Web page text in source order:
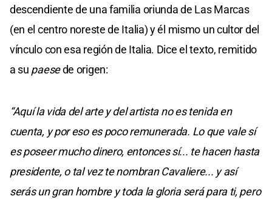
descendiente de una familia oriunda de Las Marcas
(en el centro noreste de Italia) y él mismo un cultor del
vínculo con esa región de Italia. Dice el texto, remitido
a su paesede origen:
“Aquí la vida del arte y del artista no es tenida en
cuenta, y por eso es poco remunerada. Lo que vale sí
es poseer mucho dinero, entonces sí... te hacen hasta
presidente, o tal vez te nombran Cavaliere... y así
serás un gran hombre y toda la gloria será para ti, pero